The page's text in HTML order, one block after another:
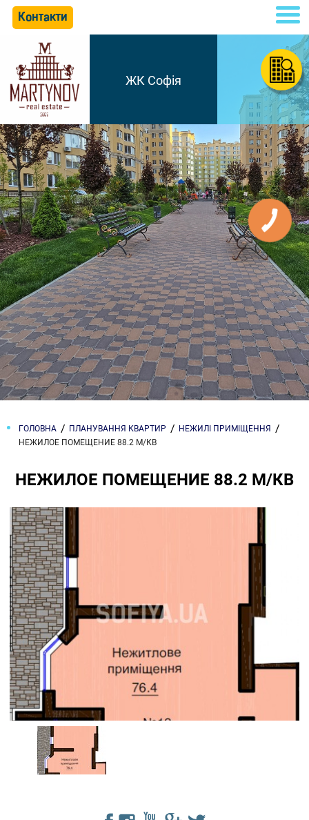
Контакти
ЖК Софія
ГОЛОВНА ПЛАНУВАННЯ КВАРТИР
НЕЖИЛІ ПРИМІЩЕННЯ
НЕЖИЛОЕ ПОМЕЩЕНИЕ 88.2 М/КВ
НЕЖИЛОЕ ПОМЕЩЕНИЕ 88.2 М/КВ